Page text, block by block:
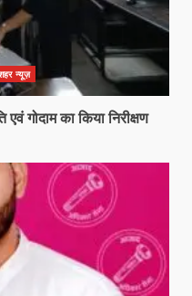
न्यूज़
गोदाम का किया निरीक्षण